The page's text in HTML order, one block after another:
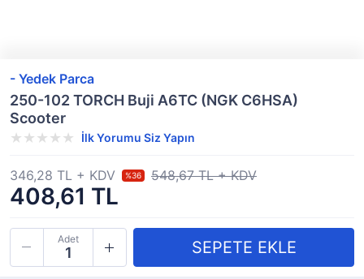
- Yedek Parca
250-102 TORCH Buji A6TC (NGK C6HSA)
Scooter
İlk Yorumu Siz Yapın
408,61 TL
346,28 TL + KDV %36 548,67 TL + KDV
Adet